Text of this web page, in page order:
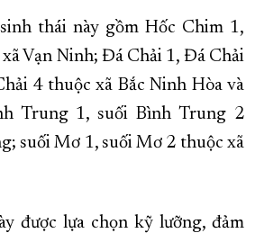
thái này gồm Hốc Chim 1,
Vạn Ninh; Đá Chải 1, Đá Chải
4 thuộc xã Bắc Ninh Hòa và
Trung 1, suối Bình Trung 2
suối Mơ 1, suối Mơ 2 thuộc xã
được lựa chọn kỹ lưỡng, đảm